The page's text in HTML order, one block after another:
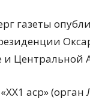
газеты
и Центральной
«ХХ1 аср»